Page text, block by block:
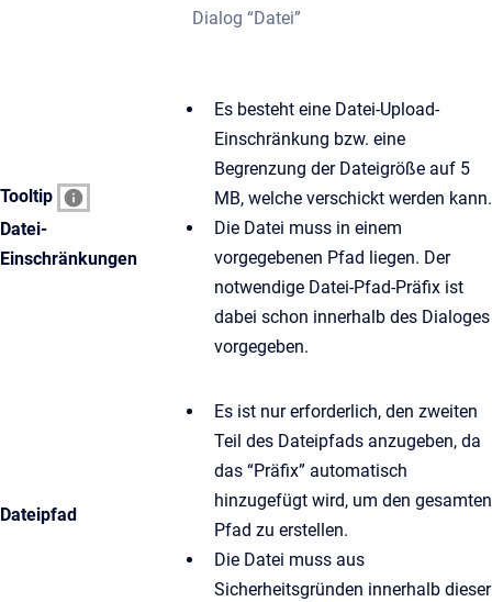
Dialog “Datei”
Tooltip
Datei-
Einschränkungen
Es besteht eine Datei-Upload-
Einschränkung bzw. eine
Begrenzung der Dateigröße auf 5
MB, welche verschickt werden kann.
Die Datei muss in einem
vorgegebenen Pfad liegen. Der
notwendige Datei-Pfad-Präfix ist
dabei schon innerhalb des Dialoges
vorgegeben.
Dateipfad
Es ist nur erforderlich, den zweiten
Teil des Dateipfads anzugeben, da
das “Präfix” automatisch
hinzugefügt wird, um den gesamten
Pfad zu erstellen.
Die Datei muss aus
Sicherheitsgründen innerhalb dieser